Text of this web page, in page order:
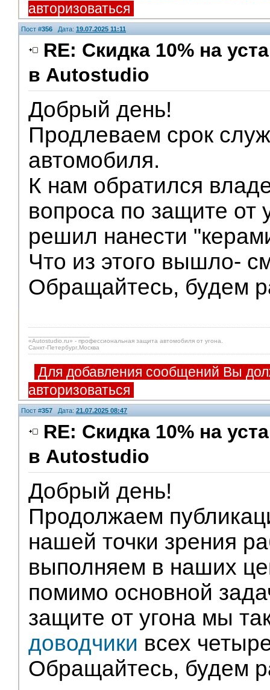
авторизоваться
Пост #356 Дата: 19.07.2025 11:11
RE: Скидка 10% на
в Autostudio
Добрый день!
Продлеваем срок
автомобиля.
К нам обратился
вопроса по защите от
решил нанести
Что из этого вышло-
Обращайтесь, будем
«Autostudio.ru» - профессиональная защита автомобиля от угона.
Санкт-Петербург,Москва
Для добавления сообщений Вы
авторизоваться
Пост #357 Дата: 21.07.2025 08:47
RE: Скидка 10% на
в Autostudio
Добрый день!
Продолжаем
нашей точки зрения
выполняем в наших
помимо основной
защите от угона мы
доводчики всех
Обращайтесь, будем